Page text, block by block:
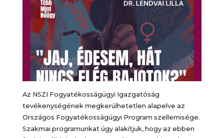
Az NSZI Fogyatékosságügyi Igazgatóság
tevékenységének megkerülhetetlen alapelve az
Országos Fogyatékosságügyi Program szellemisége.
Szakmai programunkat úgy alakítjuk, hogy az ebben